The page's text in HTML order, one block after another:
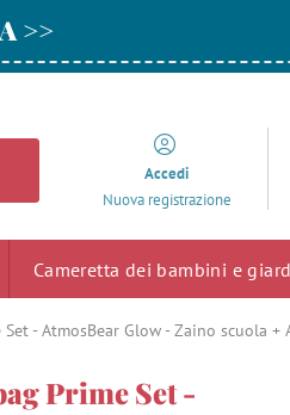
>>
Accedi
Nuova registrazione
Cameretta dei bambini e
- AtmosBear Glow - Zaino scuola +
Prime Set -